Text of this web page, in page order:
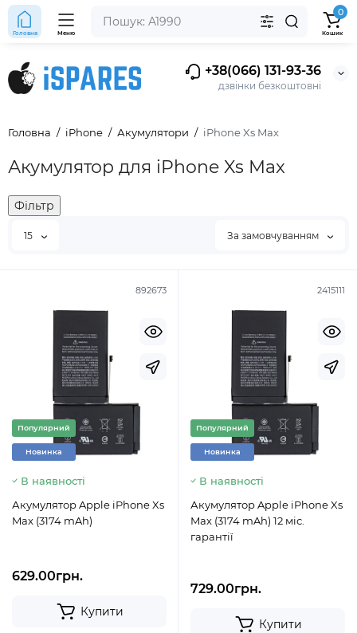
+38(066) 131-93-36
дзвінки безкоштовні
Головна Меню
0
Кошик
Головна iPhone Акумулятори iPhone Xs Max
Акумулятор для iPhone Xs Max
Фільтр
15 За замовчуванням
892673
Популярний
Новинка
В наявності
Акумулятор Apple iPhone Xs
Max (3174 mAh)
629.00грн.
Купити
2415111
Популярний
Новинка
В наявності
Акумулятор Apple iPhone Xs
Max (3174 mAh) 12 міс.
гарантії
729.00грн.
Купити